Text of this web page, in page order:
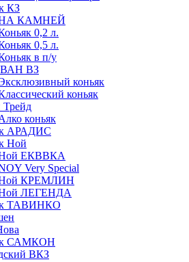
КЗ
КАМНЕЙ
0,2 л.
0,5 л.
в п/у
ВЗ
коньяк
коньяк
Трейд
коньяк
АРАДИС
Ной
ЕКВВКА
Very Special
КРЕМЛИН
ЛЕГЕНДА
ТАВИНКО
САМКОН
ВКЗ